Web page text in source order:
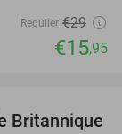
Regulier €29
€15,95
43%
Britannique